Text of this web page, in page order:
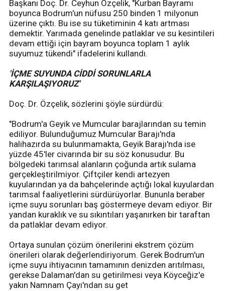
Başkanı Doç. Dr. Ceyhun Özçelik, "Kurban Bayramı
boyunca Bodrum'un nüfusu 250 binden 1 milyonun
üzerine çıktı. Bu ise su tüketiminin 4 katı artması
demektir. Yarımada genelinde patlaklar ve su kesintileri
devam ettiği için bayram boyunca toplam 1 aylık
suyumuz tükendi" ifadelerini kullandı.
'İÇME SUYUNDA CİDDİ SORUNLARLA
KARŞILAŞIYORUZ'
Doç. Dr. Özçelik, sözlerini şöyle sürdürdü:
"Bodrum'a Geyik ve Mumcular barajlarından su temin
ediliyor. Bulunduğumuz Mumcular Barajı'nda
halihazırda su bulunmamakta, Geyik Barajı'nda ise
yüzde 45'ler civarında bir su söz konusudur. Bu
bölgedeki tarımsal alanların çoğunda artık sulama
gerçekleştirilmiyor. Çiftçiler kendi artezyen
kuyularından ya da bahçelerinde açtığı lokal kuyulardan
tarımsal faaliyetlerini sürdürüyorlar. Bununla beraber
içme suyu sorunları baş göstermeye devam ediyor. Bir
yandan kuraklık ve su sıkıntıları yaşanırken bir taraftan
da patlaklar devam ediyor.
Ortaya sunulan çözüm önerilerini ekstrem çözüm
önerileri olarak değerlendiriyorum. Gerek Bodrum'un
içme suyu ihtiyacının tamamının denizden arıtılması,
gerekse Dalaman'dan su getirilmesi veya Köyceğiz'e
yakın Namnam Çayı'ndan su get